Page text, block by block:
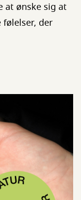
ønske sig at
der